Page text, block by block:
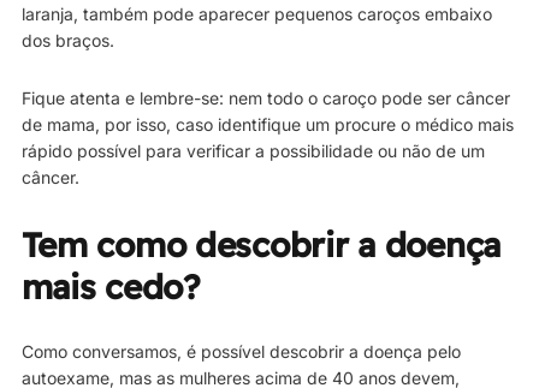
laranja, também pode aparecer pequenos caroços embaixo
dos braços.
Fique atenta e lembre-se: nem todo o caroço pode ser câncer
de mama, por isso, caso identifique um procure o médico mais
rápido possível para verificar a possibilidade ou não de um
câncer.
Tem como descobrir a doença
mais cedo?
Como conversamos, é possível descobrir a doença pelo
autoexame, mas as mulheres acima de 40 anos devem,